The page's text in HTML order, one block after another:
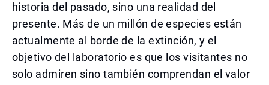
historia del pasado, sino una realidad del
presente. Más de un millón de especies están
actualmente al borde de la extinción, y el
objetivo del laboratorio es que los visitantes no
solo admiren sino también comprendan el valor